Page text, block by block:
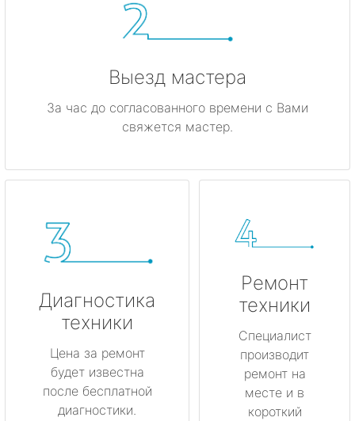
Выезд мастера
За час до согласованного времени с Вами
свяжется мастер.
Диагностика
техники
Цена за ремонт
будет известна
после бесплатной
диагностики.
Ремонт
техники
Специалист
производит
ремонт на
месте и в
короткий